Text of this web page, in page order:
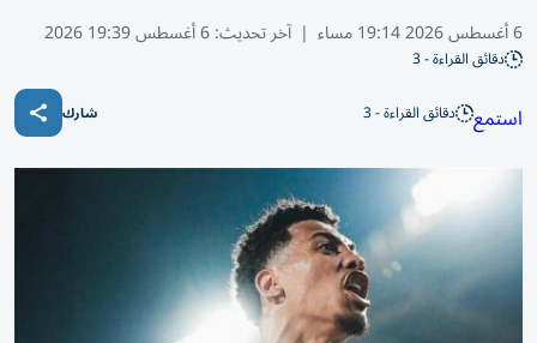
6 أغسطس 2026 19:14 مساء | آخر تحديث:6 أغسطس 19:39 2026
دقائق القراءة - 3
استمع دقائق القراءة - 3 شارك